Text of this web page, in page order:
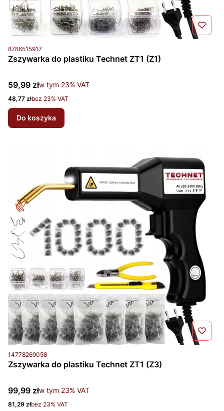
Kod produktu
8786515917
Zszywarka do plastiku Technet ZT1 (Z1)
Cena brutto
59,99 złw tym %s VAT
w tym 23% VAT
Cena netto
48,77 złbez 23% VAT
Do koszyka
Kod produktu
14778269058
Zszywarka do plastiku Technet ZT1 (Z3)
Cena brutto
99,99 złw tym %s VAT
w tym 23% VAT
Cena netto
81,29 złbez 23% VAT